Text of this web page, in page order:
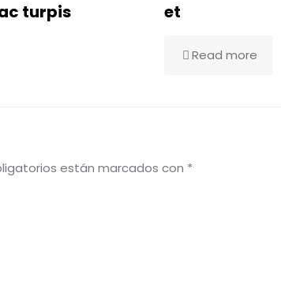
turpis
et
Read more
están marcados con *